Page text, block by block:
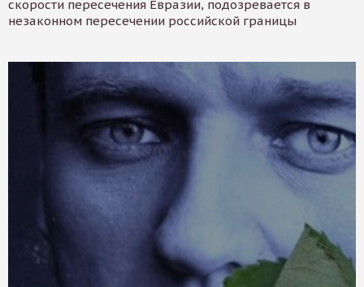
скорости пересечения Евразии, подозревается в
незаконном пересечении российской границы